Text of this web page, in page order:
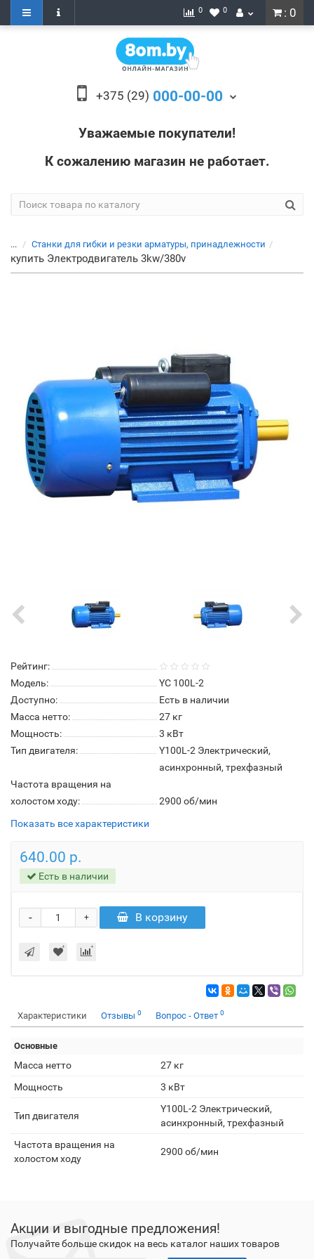
: 0
0 0
+375 (29) 000-00-00
Уважаемые покупатели!
К сожалению магазин не работает.
... Станки для гибки и резки арматуры, принадлежности
купить Электродвигатель 3kw/380v
Рейтинг:
Модель:
YC 100L-2
Доступно:
Есть в наличии
Масса нетто:
27 кг
Мощность:
3 кВт
Тип двигателя:
Y100L-2 Электрический,
асинхронный, трехфазный
Частота вращения на
холостом ходу:
2900 об/мин
Показать все характеристики
640.00 р.
Есть в наличии
+
- В корзину
Характеристики Отзывы 0 Вопрос - Ответ 0
Основные
Масса нетто
27 кг
Мощность
3 кВт
Тип двигателя
Y100L-2 Электрический,
асинхронный, трехфазный
Частота вращения на
холостом ходу
2900 об/мин
Акции и выгодные предложения!
Получайте больше скидок на весь каталог наших товаров